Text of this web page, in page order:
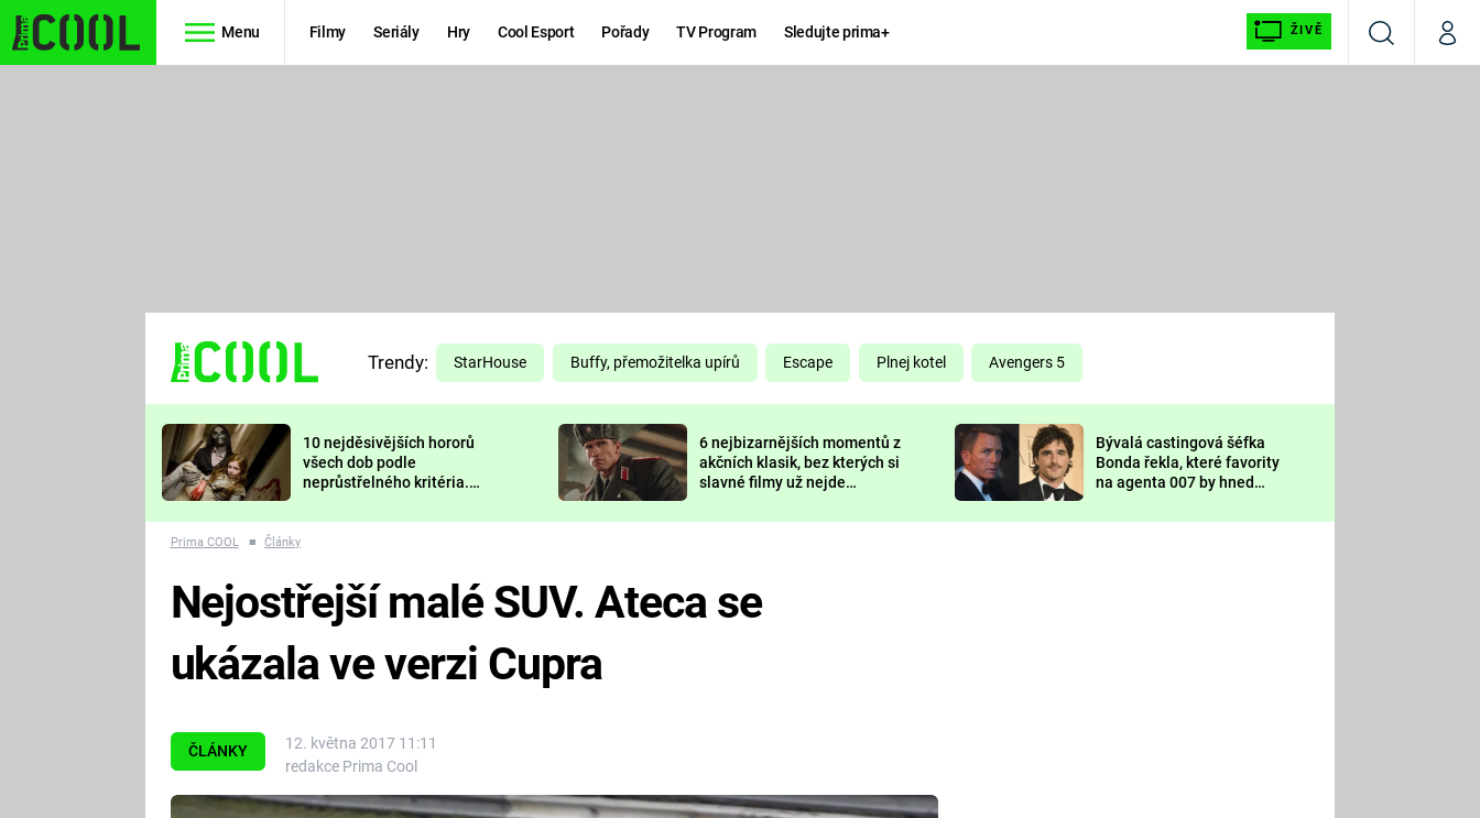
Menu Filmy Seriály Hry Cool Esport Pořady TV Program Sledujte prima+ ŽIVĚ
VyhledáváníMůj
TŘESKU
FUTURAMA
PREDÁTOR
DELIVERANCE
KOMEDIE
CHUCK
NORRIS
DEADPOOL
Prima LAJK
Sledujte nás
Trendy: StarHouse Buffy, přemožitelka upírů Escape Plnej kotel Avengers 5
10 nejděsivějších hororů
všech dob podle
neprůstřelného kritéria.
nejvíc zvednou tep?
6 nejbizarnějších momentů z
akčních klasik, bez kterých si
slavné filmy už nejde
Bývalá castingová šéfka
Bonda řekla, které favority
na agenta 007 by hned
Prima COOL ■ Články
ČLÁNKY
12. května 2017 11:11
redakce Prima Cool
Nejostřejší malé SUV. Ateca se
ukázala ve verzi Cupra